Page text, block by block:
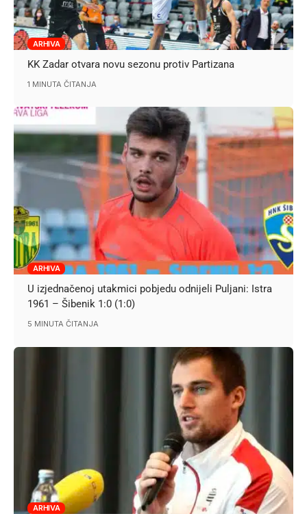
ARHIVA
KK Zadar otvara novu sezonu protiv Partizana
1 MINUTA ČITANJA
ARHIVA
U izjednačenoj utakmici pobjedu odnijeli Puljani: Istra
1961 – Šibenik 1:0 (1:0)
5 MINUTA ČITANJA
ARHIVA